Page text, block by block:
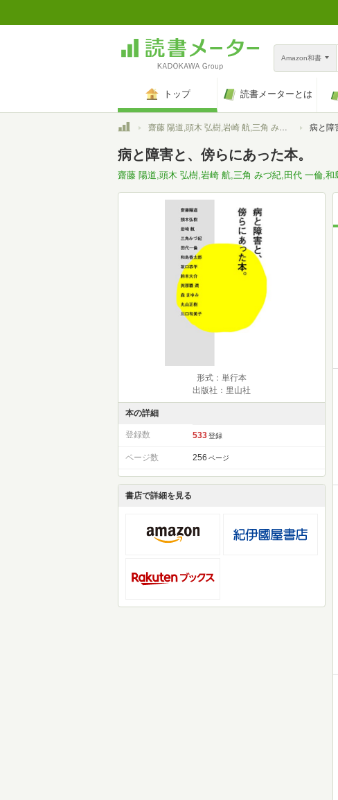
Amazon和書
トップ 読書メーターとは
トップ齋藤 陽道,頭木 弘樹,岩崎 航,三角 みづ紀,田代 一倫,和島 香太郎,坂口 恭平,鈴木 大介,與那覇 潤,森 まゆみ,丸山 正樹,川口 有美子 病と障
病と障害と、傍らにあった本。
齋藤 陽道,頭木 弘樹,岩崎 航,三角 みづ紀,田代 一倫,
形式：単行本
出版社：里山社
本の詳細
登録数 533 登録
ページ数 256 ページ
書店で詳細を見る